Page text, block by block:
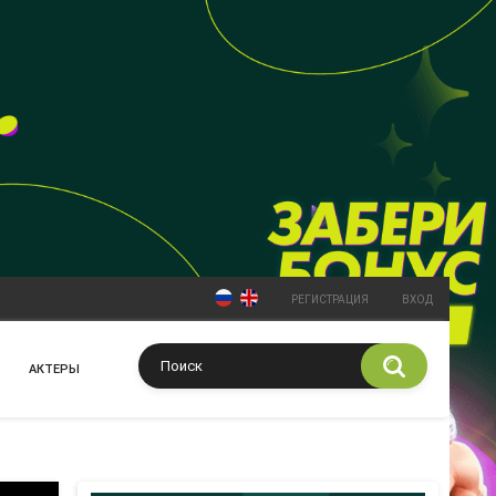
РЕГИСТРАЦИЯ ВХОД
АКТЕРЫ